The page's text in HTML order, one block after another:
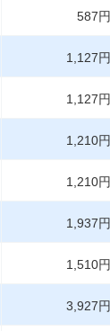
587円
1,127円
1,127円
1,210円
1,210円
1,937円
1,510円
3,927円